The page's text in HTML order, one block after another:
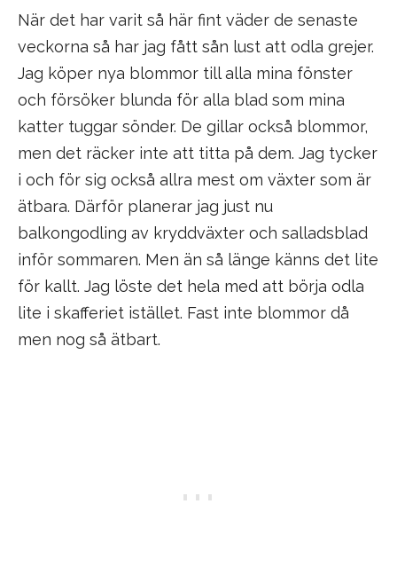
När det har varit så här fint väder de senaste
veckorna så har jag fått sån lust att odla grejer.
Jag köper nya blommor till alla mina fönster
och försöker blunda för alla blad som mina
katter tuggar sönder. De gillar också blommor,
men det räcker inte att titta på dem. Jag tycker
i och för sig också allra mest om växter som är
ätbara. Därför planerar jag just nu
balkongodling av kryddväxter och salladsblad
inför sommaren. Men än så länge känns det lite
för kallt. Jag löste det hela med att börja odla
lite i skafferiet istället. Fast inte blommor då
men nog så ätbart.